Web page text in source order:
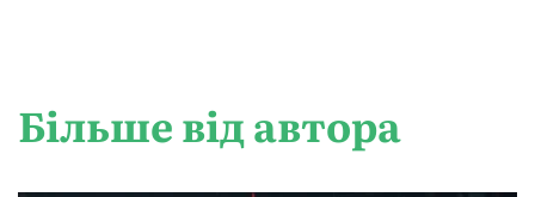
Більше від автора